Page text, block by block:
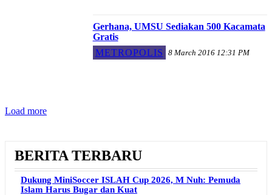
Gerhana, UMSU Sediakan 500 Kacamata
Gratis
METROPOLIS
8 March 2016 12:31 PM
Load more
BERITA TERBARU
Dukung MiniSoccer ISLAH Cup 2026, M Nuh: Pemuda
Islam Harus Bugar dan Kuat